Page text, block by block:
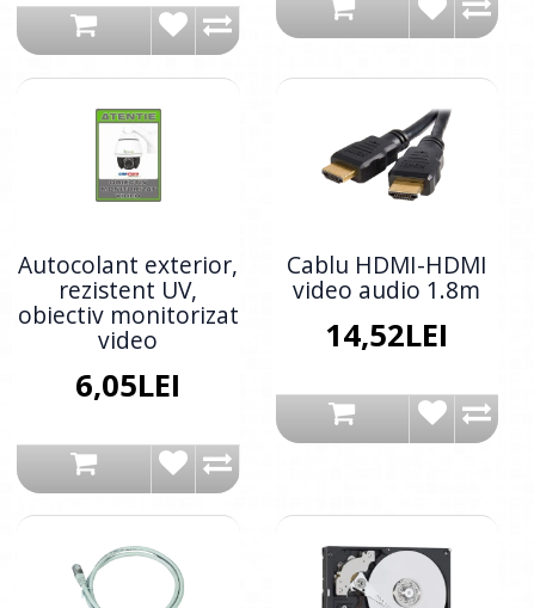
Autocolant exterior,
rezistent UV,
obiectiv monitorizat
video
6,05LEI
Cablu HDMI-HDMI
video audio 1.8m
14,52LEI